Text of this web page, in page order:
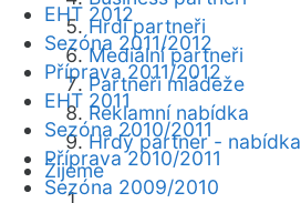
Hrdí partneři
Mediální partneři
Partneři mládeže
Reklamní nabídka
Hrdý partner - nabídka
Žijeme
EHT 2012
Sezóna 2011/2012
Příprava 2011/2012
EHT 2011
Sezóna 2010/2011
Příprava 2010/2011
Sezóna 2009/2010